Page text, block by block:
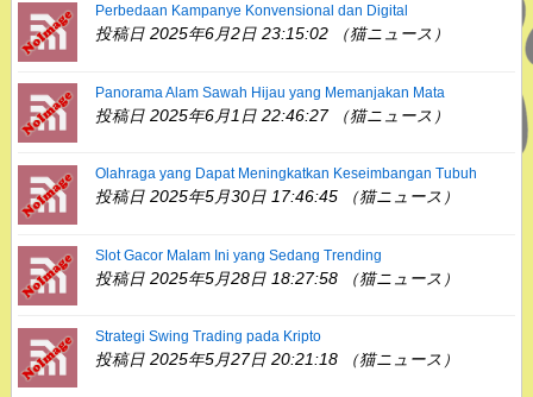
Perbedaan Kampanye Konvensional dan Digital
投稿日 2025年6月2日 23:15:02 （猫ニュース）
Panorama Alam Sawah Hijau yang Memanjakan Mata
投稿日 2025年6月1日 22:46:27 （猫ニュース）
Olahraga yang Dapat Meningkatkan Keseimbangan Tubuh
投稿日 2025年5月30日 17:46:45 （猫ニュース）
Slot Gacor Malam Ini yang Sedang Trending
投稿日 2025年5月28日 18:27:58 （猫ニュース）
Strategi Swing Trading pada Kripto
投稿日 2025年5月27日 20:21:18 （猫ニュース）